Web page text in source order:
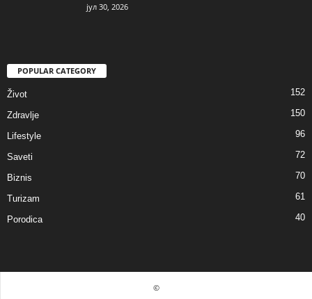
јул 30, 2026
POPULAR CATEGORY
Život 152
Zdravlje 150
Lifestyle 96
Saveti 72
Biznis 70
Turizam 61
Porodica 40
©